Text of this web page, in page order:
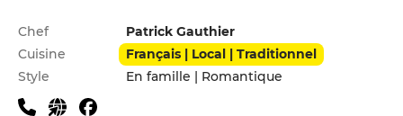
Infos pratiques
Chef
Patrick Gauthier
Cuisine
Français | Local | Traditionnel
Style
En famille | Romantique